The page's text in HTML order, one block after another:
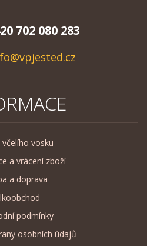
702 080 283
včelího vosku
a vrácení zboží
a doprava
podmínky
osobních údajů